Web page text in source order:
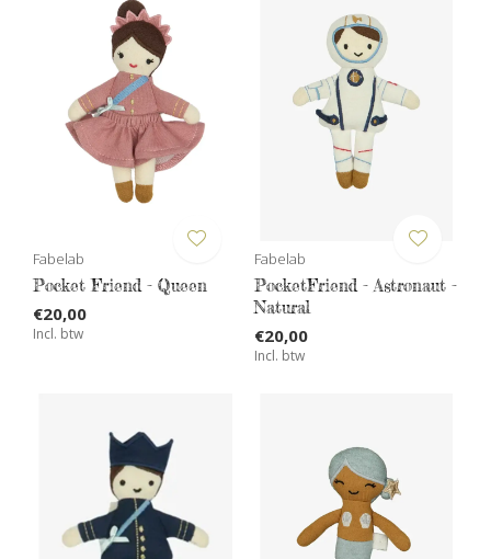
Fabelab
Pocket Friend - Queen
€20,00
Incl. btw
Fabelab
PocketFriend - Astronaut -
Natural
€20,00
Incl. btw